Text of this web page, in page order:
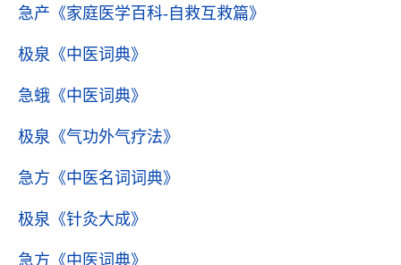
急产 《家庭医学百科-自救互救篇》
极泉 《中医词典》
急蛾 《中医词典》
极泉 《气功外气疗法》
急方 《中医名词词典》
极泉 《针灸大成》
急方 《中医词典》